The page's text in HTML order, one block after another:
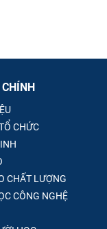
CHỨC
CHẤT LƯỢNG
CÔNG NGHỆ